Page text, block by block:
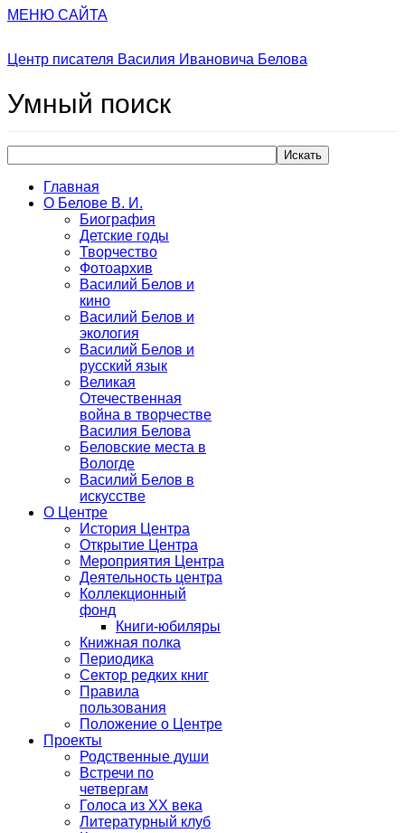
МЕНЮ САЙТА
Центр писателя Василия Ивановича Белова
Умный поиск
Искать
Главная
О Белове В. И.
Биография
Детские годы
Творчество
Фотоархив
Василий Белов и
кино
Василий Белов и
экология
Василий Белов и
русский язык
Великая
Отечественная
война в творчестве
Василия Белова
Беловские места в
Вологде
Василий Белов в
искусстве
О Центре
История Центра
Открытие Центра
Мероприятия Центра
Деятельность центра
Коллекционный
фонд
Книги-юбиляры
Книжная полка
Периодика
Сектор редких книг
Правила
пользования
Положение о Центре
Проекты
Родственные души
Встречи по
четвергам
Голоса из ХХ века
Литературный клуб